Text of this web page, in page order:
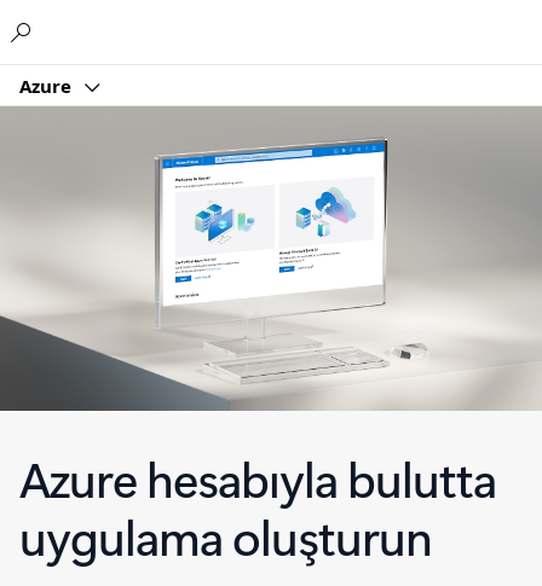
Azure
Azure hesabıyla bulutta
uygulama oluşturun